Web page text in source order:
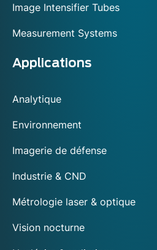
Image Intensifier Tubes
Measurement Systems
Applications
Analytique
Environnement
Imagerie de défense
Industrie & CND
Métrologie laser & optique
Vision nocturne